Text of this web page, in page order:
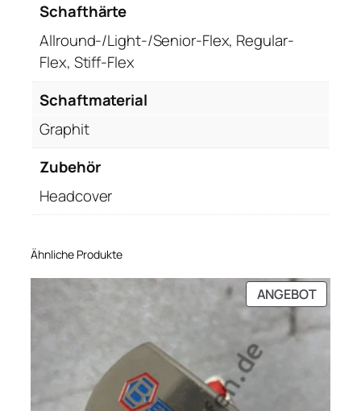
Schafthärte
Allround-/Light-/Senior-Flex, Regular-
Flex, Stiff-Flex
Schaftmaterial
Graphit
Zubehör
Headcover
Ähnliche Produkte
ANGEBOT
IM